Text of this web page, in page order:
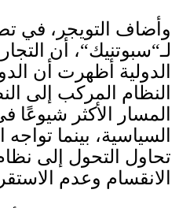
وأضاف التويجر، في
لـ“سبوتنيك“، أن
الدولية أظهرت أن
النظام المركب إلى
المسار الأكثر شيوعًا
السياسية، بينما
تحاول التحول إلى
الانقسام وعدم